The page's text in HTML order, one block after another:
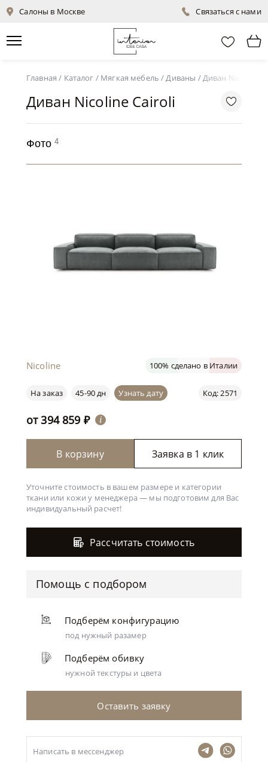
Салоны в Москве Связаться с нами
Главная / Каталог / Мягкая мебель /Диваны /Диван Nicoline
Диван Nicoline Cairoli
Фото 4
Nicoline 100% сделано в Италии
Код: 2571
На заказ 45-90 дн Узнать дату
от394 859 ₽ i
В корзину Заявка в 1 клик
Уточните стоимость в вашем размере и категории
ткани или кожи у менеджера — мы подготовим для Вас
индивидуальный расчет!
Рассчитать стоимость
Помощь с подбором
Подберём конфигурацию
под нужный разамер
Подберём обивку
нужной текстуры и цвета
Оставить заявку
Написать в мессенджер